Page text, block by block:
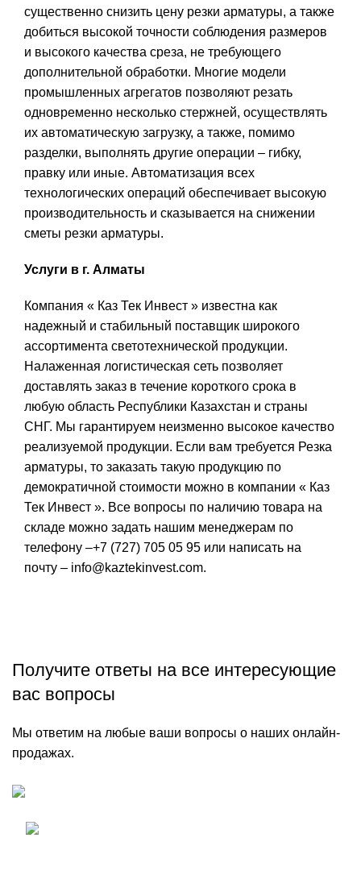
существенно снизить цену резки арматуры, а также
добиться высокой точности соблюдения размеров
и высокого качества среза, не требующего
дополнительной обработки. Многие модели
промышленных агрегатов позволяют резать
одновременно несколько стержней, осуществлять
их автоматическую загрузку, а также, помимо
разделки, выполнять другие операции – гибку,
правку или иные. Автоматизация всех
технологических операций обеспечивает высокую
производительность и сказывается на снижении
сметы резки арматуры.
Услуги в г. Алматы
Компания « Каз Тек Инвест » известна как
надежный и стабильный поставщик широкого
ассортимента светотехнической продукции.
Налаженная логистическая сеть позволяет
доставлять заказ в течение короткого срока в
любую область Республики Казахстан и страны
СНГ. Мы гарантируем неизменно высокое качество
реализуемой продукции. Если вам требуется Резка
арматуры, то заказать такую продукцию по
демократичной стоимости можно в компании « Каз
Тек Инвест ». Все вопросы по наличию товара на
складе можно задать нашим менеджерам по
телефону –+7 (727) 705 05 95 или написать на
почту – info@kaztekinvest.com.
Получите ответы на все интересующие
вас вопросы
Мы ответим на любые ваши вопросы о наших онлайн-
продажах.